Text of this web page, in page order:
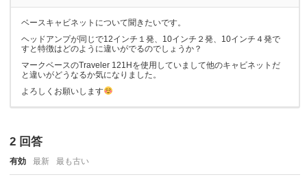
ベースキャビネットについて聞きたいです。
ヘッドアンプが同じで12インチ１発、10インチ２発、10インチ４発で
すと特徴はどのように違いがでるのでしょうか？
マークベースのTraveler 121Hを使用していまして他のキャビネットだ
と違いがどうなるか気になりました。
よろしくお願いします
2 回答
有効 最新 最も古い